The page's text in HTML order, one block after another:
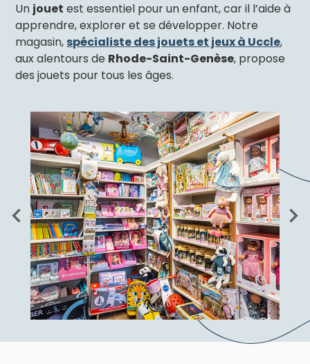
Un jouet est essentiel pour un enfant, car il l’aide à
apprendre, explorer et se développer. Notre
magasin, spécialiste des jouets et jeux à Uccle,
aux alentours de Rhode-Saint-Genèse, propose
des jouets pour tous les âges.